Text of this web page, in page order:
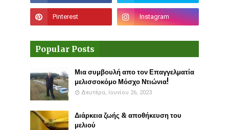
Popular Posts
Μια συμβουλή απο τον Επαγγελματία
μελισσοκόμο Μόσχο Ντιώνια!
Δευτέρα, Ιουνίου 26, 2023
Διάρκεια ζωής & αποθήκευση του
μελιού